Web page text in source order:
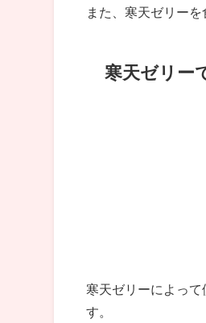
また、寒天ゼリー
寒天ゼリー
寒天ゼリーによっ
す。